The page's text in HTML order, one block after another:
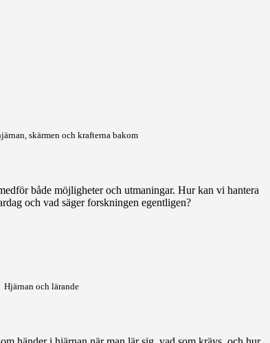
skärmen och krafterna bakom
både möjligheter och utmaningar. Hur kan vi hantera
och vad säger forskningen egentligen?
Hjärnan och lärande